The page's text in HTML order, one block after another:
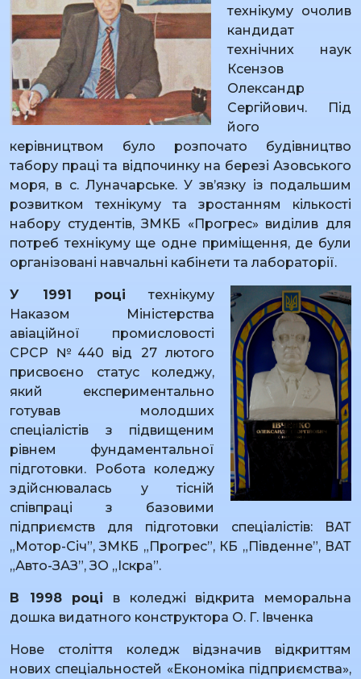
технікуму очолив
кандидат
технічних наук
Ксензов
Олександр
Сергійович. Під
його
керівництвом було розпочато будівництво
табору праці та відпочинку на березі Азовського
моря, в с. Луначарське. У зв’язку із подальшим
розвитком технікуму та зростанням кількості
набору студентів, ЗМКБ «Прогрес» виділив для
потреб технікуму ще одне приміщення, де були
організовані навчальні кабінети та лабораторії.
У 1991 році технікуму
Наказом Міністерства
авіаційної промисловості
СРСР №440 від 27 лютого
присвоєно статус коледжу,
який експериментально
готував молодших
спеціалістів з підвищеним
рівнем фундаментальної
підготовки. Робота коледжу
здійснювалась у тісній
співпраці з базовими
підприємств для підготовки спеціалістів: ВАТ
„Мотор-Січ”, ЗМКБ „Прогрес”, КБ „Південне”, ВАТ
„Авто-ЗАЗ”, ЗО „Іскра”.
В 1998 році в коледжі відкрита меморальна
дошка видатного конструктора О. Г. Івченка
Нове століття коледж відзначив відкриттям
нових спеціальностей «Економіка підприємства»,